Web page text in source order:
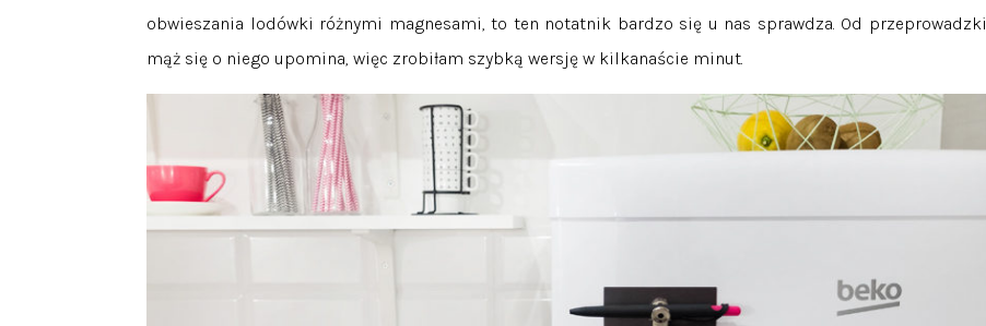
obwieszania lodówki różnymi magnesami, to ten notatnik bardzo się u nas sprawdza. Od przeprowadzki
mąż się o niego upomina, więc zrobiłam szybką wersję w kilkanaście minut.